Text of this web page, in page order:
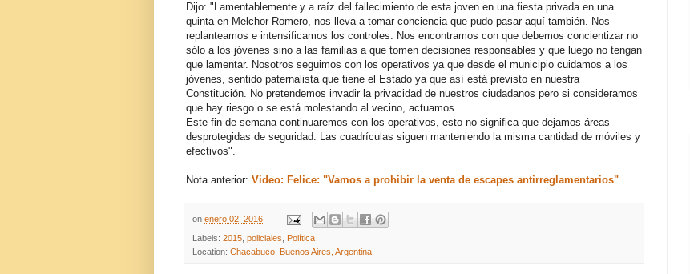
Dijo: "Lamentablemente y a raíz del fallecimiento de esta joven en una fiesta privada en una
quinta en Melchor Romero, nos lleva a tomar conciencia que pudo pasar aquí también. Nos
replanteamos e intensificamos los controles. Nos encontramos con que debemos concientizar no
sólo a los jóvenes sino a las familias a que tomen decisiones responsables y que luego no tengan
que lamentar. Nosotros seguimos con los operativos ya que desde el municipio cuidamos a los
jóvenes, sentido paternalista que tiene el Estado ya que así está previsto en nuestra
Constitución. No pretendemos invadir la privacidad de nuestros ciudadanos pero si consideramos
que hay riesgo o se está molestando al vecino, actuamos.
Este fin de semana continuaremos con los operativos, esto no significa que dejamos áreas
desprotegidas de seguridad. Las cuadrículas siguen manteniendo la misma cantidad de móviles y
efectivos".
Nota anterior: Video: Felice: "Vamos a prohibir la venta de escapes antirreglamentarios"
on enero 02, 2016
Labels: 2015, policiales, Política
Location: Chacabuco, Buenos Aires, Argentina